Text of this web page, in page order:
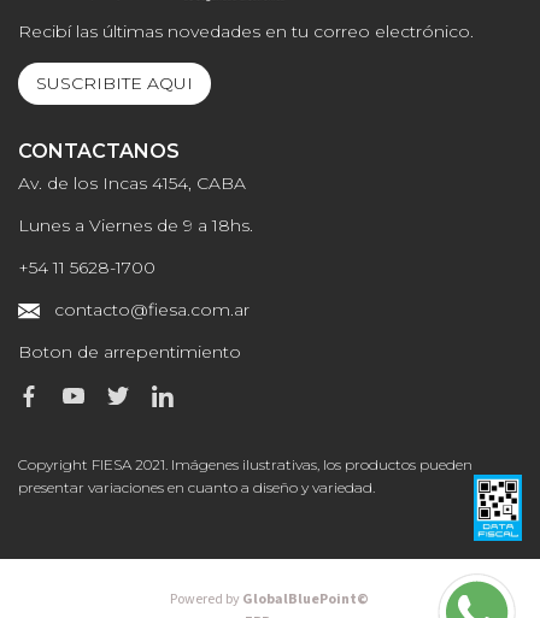
Recibí las últimas novedades en tu correo electrónico.
SUSCRIBITE AQUI
CONTACTANOS
Av. de los Incas 4154, CABA
Lunes a Viernes de 9 a 18hs.
+54 11 5628-1700
contacto@fiesa.com.ar
Boton de arrepentimiento
Copyright FIESA 2021. Imágenes ilustrativas, los productos pueden
presentar variaciones en cuanto a diseño y variedad.
Powered byGlobalBluePoint©